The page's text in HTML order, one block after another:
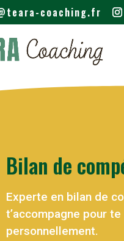
coaching.fr
Bilan de
Experte en bilan de
t’accompagne pour
personnellement.